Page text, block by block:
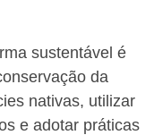
sustentável é
da
nativas, utilizar
e adotar práticas